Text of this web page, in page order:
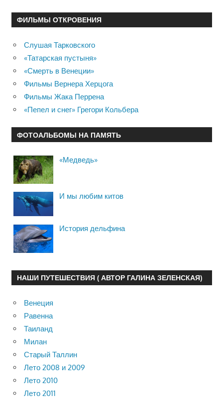
ФИЛЬМЫ ОТКРОВЕНИЯ
Слушая Тарковского
«Татарская пустыня»
«Смерть в Венеции»
Фильмы Вернера Херцога
Фильмы Жака Перрена
«Пепел и снег» Грегори Кольбера
ФОТОАЛЬБОМЫ НА ПАМЯТЬ
«Медведь»
И мы любим китов
История дельфина
НАШИ ПУТЕШЕСТВИЯ ( АВТОР ГАЛИНА ЗЕЛЕНСКАЯ)
Венеция
Равенна
Таиланд
Милан
Старый Таллин
Лето 2008 и 2009
Лето 2010
Лето 2011